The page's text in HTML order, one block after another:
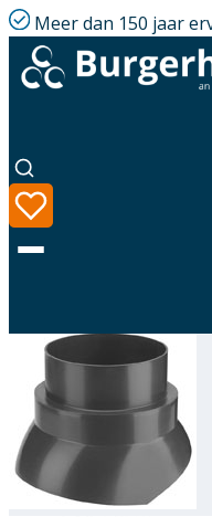
Meer dan 150 jaar
Taal
Assortiment
Oplossingen